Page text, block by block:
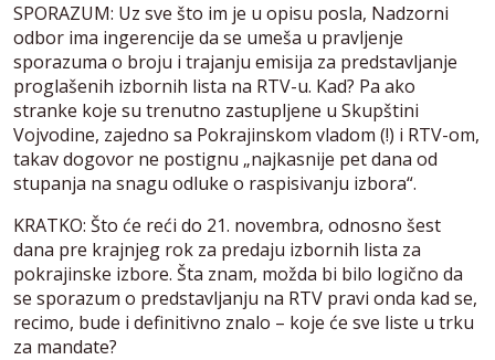
SPORAZUM: Uz sve što im je u opisu posla, Nadzorni
odbor ima ingerencije da se umeša u pravljenje
sporazuma o broju i trajanju emisija za predstavljanje
proglašenih izbornih lista na RTV-u. Kad? Pa ako
stranke koje su trenutno zastupljene u Skupštini
Vojvodine, zajedno sa Pokrajinskom vladom (!) i RTV-om,
takav dogovor ne postignu „najkasnije pet dana od
stupanja na snagu odluke o raspisivanju izbora“.
KRATKO: Što će reći do 21. novembra, odnosno šest
dana pre krajnjeg rok za predaju izbornih lista za
pokrajinske izbore. Šta znam, možda bi bilo logično da
se sporazum o predstavljanju na RTV pravi onda kad se,
recimo, bude i definitivno znalo – koje će sve liste u trku
za mandate?